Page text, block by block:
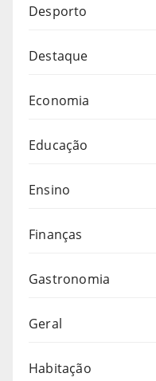
Desporto
Destaque
Economia
Educação
Ensino
Finanças
Gastronomia
Geral
Habitação